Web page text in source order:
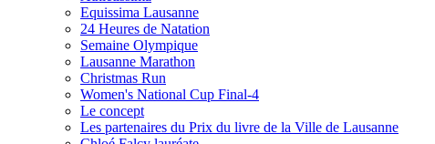
Equissima Lausanne
24 Heures de Natation
Semaine Olympique
Lausanne Marathon
Christmas Run
Women's National Cup Final-4
Le concept
Les partenaires du Prix du livre de la Ville de Lausanne